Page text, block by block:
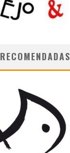
RECOMENDADAS